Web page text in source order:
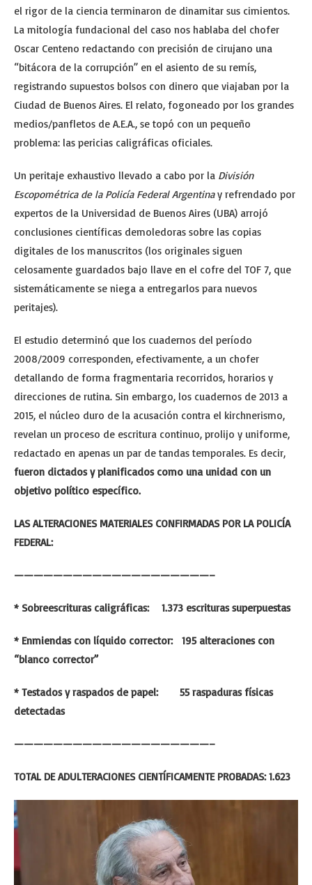
el rigor de la ciencia terminaron de dinamitar sus cimientos.
La mitología fundacional del caso nos hablaba del chofer
Oscar Centeno redactando con precisión de cirujano una
“bitácora de la corrupción” en el asiento de su remís,
registrando supuestos bolsos con dinero que viajaban por la
Ciudad de Buenos Aires. El relato, fogoneado por los grandes
medios/panfletos de A.E.A., se topó con un pequeño
problema: las pericias caligráficas oficiales.
Un peritaje exhaustivo llevado a cabo por la División
Escopométrica de la Policía Federal Argentinay refrendado por
expertos de la Universidad de Buenos Aires (UBA) arrojó
conclusiones científicas demoledoras sobre las copias
digitales de los manuscritos (los originales siguen
celosamente guardados bajo llave en el cofre del TOF 7, que
sistemáticamente se niega a entregarlos para nuevos
peritajes).
El estudio determinó que los cuadernos del período
2008/2009 corresponden, efectivamente, a un chofer
detallando de forma fragmentaria recorridos, horarios y
direcciones de rutina. Sin embargo, los cuadernos de 2013 a
2015, el núcleo duro de la acusación contra el kirchnerismo,
revelan un proceso de escritura continuo, prolijo y uniforme,
redactado en apenas un par de tandas temporales. Es decir,
fueron dictados y planificados como una unidad con un
objetivo político específico.
LAS ALTERACIONES MATERIALES CONFIRMADAS POR LA POLICÍA
FEDERAL:
————————————————————–
* Sobreescrituras caligráficas: 1.373 escrituras superpuestas
* Enmiendas con líquido corrector: 195 alteraciones con
“blanco corrector”
* Testados y raspados de papel: 55 raspaduras físicas
detectadas
————————————————————–
TOTAL DE ADULTERACIONES CIENTÍFICAMENTE PROBADAS: 1.623